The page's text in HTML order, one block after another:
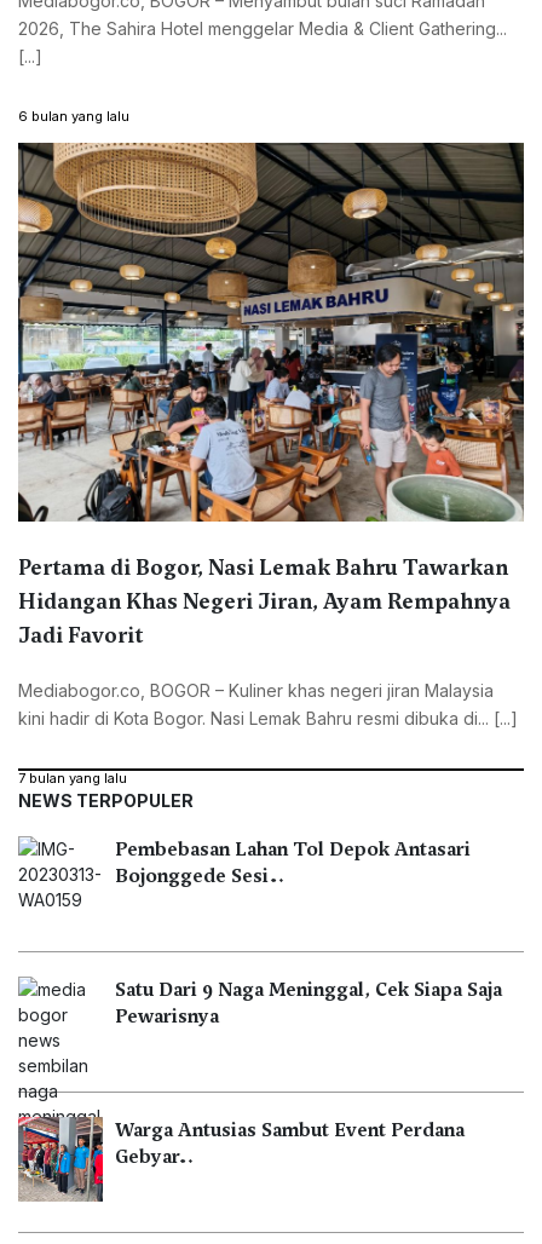
2026, The Sahira Hotel menggelar Media & Client Gathering...
[...]
6 bulan yang lalu
Pertama di Bogor, Nasi Lemak Bahru Tawarkan
Hidangan Khas Negeri Jiran, Ayam Rempahnya
Jadi Favorit
Mediabogor.co, ‎BOGOR – Kuliner khas negeri jiran Malaysia
kini hadir di Kota Bogor. Nasi Lemak Bahru resmi dibuka di... [...]
7 bulan yang lalu
NEWS TERPOPULER
Pembebasan Lahan Tol Depok Antasari
Bojonggede Sesi…
Satu Dari 9 Naga Meninggal, Cek Siapa Saja
Pewarisnya
Warga Antusias Sambut Event Perdana
Gebyar…